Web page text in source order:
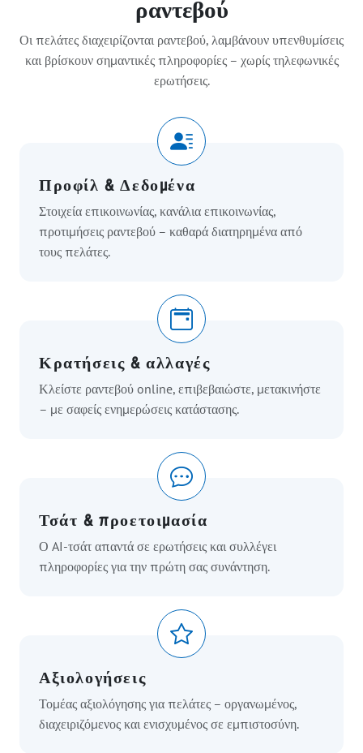
ραντεβού
Οι πελάτες διαχειρίζονται ραντεβού, λαμβάνουν υπενθυμίσεις
και βρίσκουν σημαντικές πληροφορίες – χωρίς τηλεφωνικές
ερωτήσεις.
Προφίλ & Δεδομένα
Στοιχεία επικοινωνίας, κανάλια επικοινωνίας,
προτιμήσεις ραντεβού – καθαρά διατηρημένα από
τους πελάτες.
Κρατήσεις & αλλαγές
Κλείστε ραντεβού online, επιβεβαιώστε, μετακινήστε
– με σαφείς ενημερώσεις κατάστασης.
Τσάτ & προετοιμασία
Ο AI-τσάτ απαντά σε ερωτήσεις και συλλέγει
πληροφορίες για την πρώτη σας συνάντηση.
Αξιολογήσεις
Τομέας αξιολόγησης για πελάτες – οργανωμένος,
διαχειριζόμενος και ενισχυμένος σε εμπιστοσύνη.